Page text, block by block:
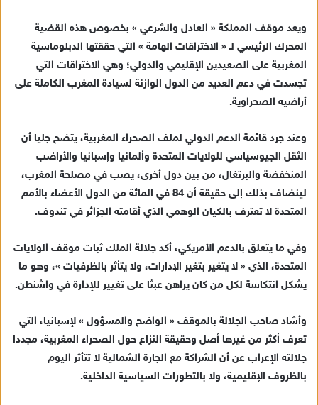
ويعد موقف المملكة « العادل والشرعي » بخصوص هذه القضية
المحرك الرئيسي لـ « الاختراقات الهامة » التي حققتها الدبلوماسية
المغربية على الصعيدين الإقليمي والدولي؛ وهي الاختراقات التي
تجسدت في دعم العديد من الدول الوازنة لسيادة المغرب الكاملة على
أراضيه الصحراوية.
وعند جرد قائمة الدعم الدولي لملف الصحراء المغربية، يتضح جليا أن
الثقل الجيوسياسي للولايات المتحدة وألمانيا وإسبانيا والأراضب
المنخفضة والبرتغال، من بين دول أخرى، يصب في مصلحة المغرب،
لينضاف بذلك إلى حقيقة أن 84 في المائة من الدول الأعضاء بالأمم
المتحدة لا تعترف بالكيان الوهمي الذي أقامته الجزائر في تندوف.
وفي ما يتعلق بالدعم الأمريكي، أكد جلالة الملك ثبات موقف الولايات
المتحدة، الذي « لا يتغير بتغير الإدارات، ولا يتأثر بالظرفيات »، وهو ما
يشكل انتكاسة لكل من كان يراهن عبثا على تغيير للإدارة في واشنطن.
وأشاد صاحب الجلالة بالموقف « الواضح والمسؤول » لإسبانيا، التي
تعرف أكثر من غيرها أصل وحقيقة النزاع حول الصحراء المغربية، مجددا
جلالته الإعراب عن أن الشراكة مع الجارة الشمالية لا تتأثر اليوم
بالظروف الإقليمية، ولا بالتطورات السياسية الداخلية.